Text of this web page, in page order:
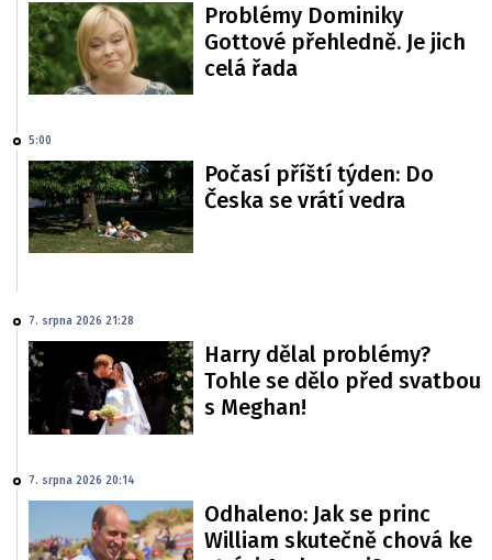
Problémy Dominiky
Gottové přehledně. Je jich
celá řada
5:00
Počasí příští týden: Do
Česka se vrátí vedra
7. srpna 2026 21:28
Harry dělal problémy?
Tohle se dělo před svatbou
s Meghan!
7. srpna 2026 20:14
Odhaleno: Jak se princ
William skutečně chová ke